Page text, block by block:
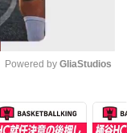
Powered by GliaStudios